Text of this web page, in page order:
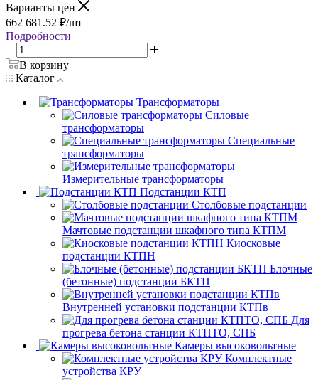
Варианты цен
662 681.52 ₽/шт
Подробности
В корзину
Каталог
Трансформаторы
Силовые
трансформаторы
Специальные
трансформаторы
Измерительные трансформаторы
Подстанции КТП
Столбовые подстанции
Мачтовые подстанции шкафного типа КТПМ
Киосковые
подстанции КТПН
Блочные
(бетонные) подстанции БКТП
Внутренней установки подстанции КТПв
Для
прогрева бетона станции КТПТО, СПБ
Камеры высоковольтные
Комплектные
устройства КРУ